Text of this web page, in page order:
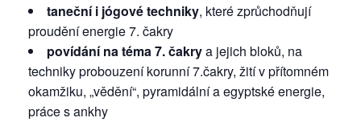
taneční i jógové techniky, které zprůchodňují
proudění energie 7. čakry
povídání na téma 7. čakrya jejich bloků, na
techniky probouzení korunní 7.čakry, žití v přítomném
okamžiku, „vědění“, pyramidální a egyptské energie,
práce s ankhy